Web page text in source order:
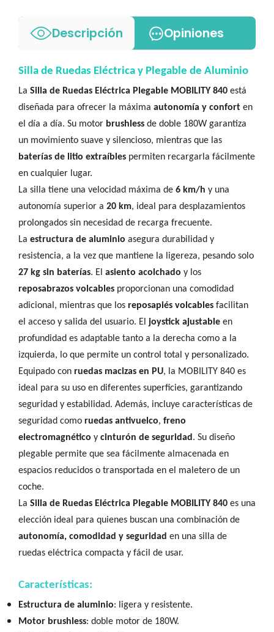
Descripción Opiniones
Silla de Ruedas Eléctrica y Plegable de Aluminio
La Silla de Ruedas Eléctrica Plegable MOBILITY 840 está
diseñada para ofrecer la máxima autonomía y confort en
el día a día. Su motor brushless de doble 180W garantiza
un movimiento suave y silencioso, mientras que las
baterías de litio extraíbles permiten recargarla fácilmente
en cualquier lugar.
La silla tiene una velocidad máxima de 6 km/h y una
autonomía superior a 20 km, ideal para desplazamientos
prolongados sin necesidad de recarga frecuente.
La estructura de aluminio asegura durabilidad y
resistencia, a la vez que mantiene la ligereza, pesando solo
27 kg sin baterías. El asiento acolchado y los
reposabrazos volcables proporcionan una comodidad
adicional, mientras que los reposapiés volcables facilitan
el acceso y salida del usuario. El joystick ajustable en
profundidad es adaptable tanto a la derecha como a la
izquierda, lo que permite un control total y personalizado.
Equipado con ruedas macizas en PU, la MOBILITY 840 es
ideal para su uso en diferentes superficies, garantizando
seguridad y estabilidad. Además, incluye características de
seguridad como ruedas antivuelco, freno
electromagnético y cinturón de seguridad . Su diseño
plegable permite que sea fácilmente almacenada en
espacios reducidos o transportada en el maletero de un
coche.
La Silla de Ruedas Eléctrica Plegable MOBILITY 840 es una
elección ideal para quienes buscan una combinación de
autonomía, comodidad y seguridad en una silla de
ruedas eléctrica compacta y fácil de usar.
Características:
Estructura de aluminio: ligera y resistente.
Motor brushless: doble motor de 180W.